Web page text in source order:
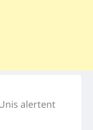
alertent